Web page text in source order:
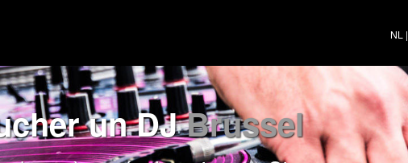
NL |
un DJBrussel